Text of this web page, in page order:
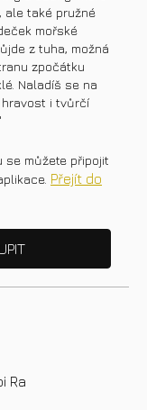
ale také pružné
mořské
z tuha, možná
zpočátku
Naladíš se na
i tvůrčí
se můžete připojit
Přejít do
Ra